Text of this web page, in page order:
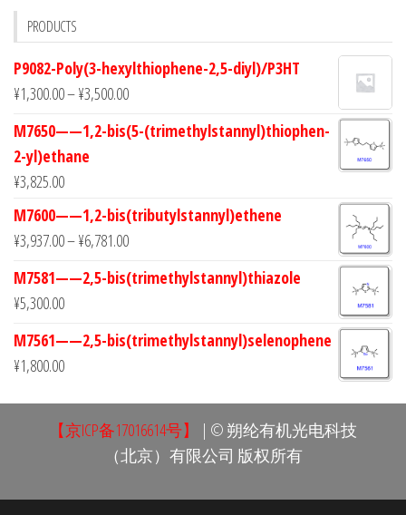
PRODUCTS
P9082-Poly(3-hexylthiophene-2,5-diyl)/P3HT
¥1,300.00–¥3,500.00
M7650——1,2-bis(5-(trimethylstannyl)thiophen-
2-yl)ethane
¥3,825.00
M7600——1,2-bis(tributylstannyl)ethene
¥3,937.00–¥6,781.00
M7581——2,5-bis(trimethylstannyl)thiazole
¥5,300.00
M7561——2,5-bis(trimethylstannyl)selenophene
¥1,800.00
【京ICP备17016614号】
| © 朔纶有机光电科技
（北京）有限公司 版权所有